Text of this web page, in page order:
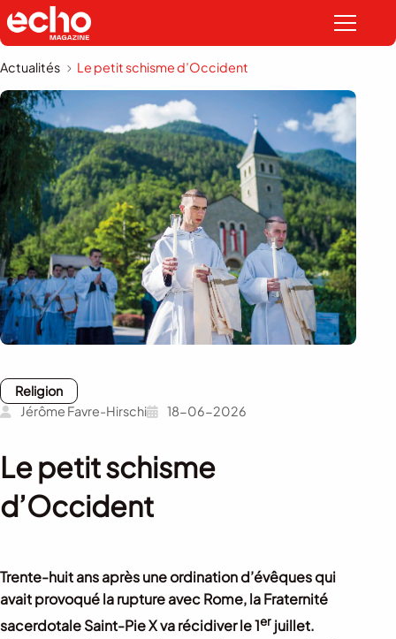
Actualités Le petit schisme d’Occident
Religion
Jérôme Favre-Hirschi
18-06-2026
Le petit schisme
d’Occident
Trente-huit ans après une ordination d’évêques qui
avait provoqué la rupture avec Rome, la Fraternité
sacerdotale Saint-Pie X va récidiver le 1er juillet.